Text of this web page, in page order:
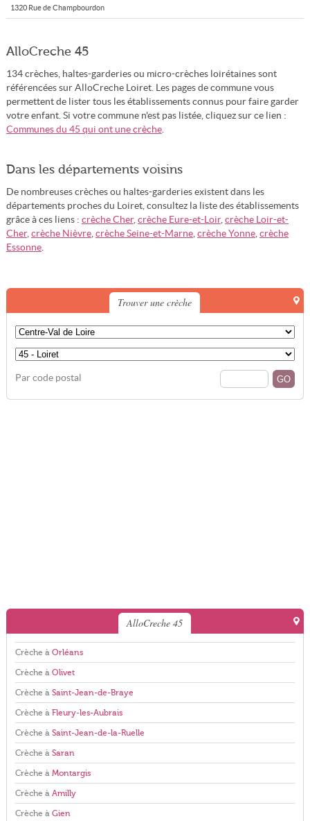
1320 Rue de Champbourdon
AlloCreche 45
134 crèches, haltes-garderies ou micro-crèches loirétaines sont
référencées sur AlloCreche Loiret. Les pages de commune vous
permettent de lister tous les établissements connus pour faire garder
votre enfant. Si votre commune n'est pas listée, cliquez sur ce lien :
Communes du 45 qui ont une crèche.
Dans les départements voisins
De nombreuses crèches ou haltes-garderies existent dans les
départements proches du Loiret, consultez la liste des établissements
grâce à ces liens : crèche Cher, crèche Eure-et-Loir, crèche Loir-et-
Cher, crèche Nièvre, crèche Seine-et-Marne, crèche Yonne, crèche
Essonne.
Trouver une crèche
Par code postal
AlloCreche 45
Crèche à Orléans
Crèche à Olivet
Crèche à Saint-Jean-de-Braye
Crèche à Fleury-les-Aubrais
Crèche à Saint-Jean-de-la-Ruelle
Crèche à Saran
Crèche à Montargis
Crèche à Amilly
Crèche à Gien